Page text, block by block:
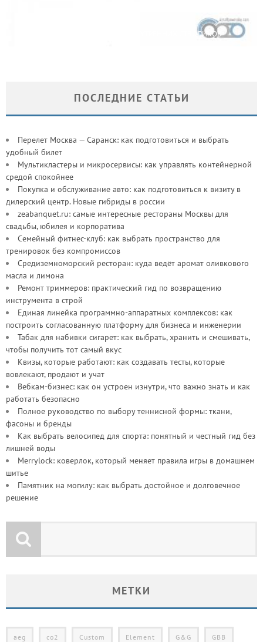
БОЛЬШОЕ СРАВНЕНИЕ 10 ВНУТРЕННИХ СТВОЛИКОВ
ПОСЛЕДНИЕ СТАТЬИ
Перелет Москва — Саранск: как подготовиться и выбрать
удобный билет
Мультикластеры и микросервисы: как управлять контейнерной
средой спокойнее
Покупка и обслуживание авто: как подготовиться к визиту в
дилерский центр. Новые гибриды в россии
zeabanquet.ru: самые интересные рестораны Москвы для
свадьбы, юбилея и корпоратива
Семейный фитнес-клуб: как выбрать пространство для
тренировок без компромиссов
Средиземноморский ресторан: куда ведёт аромат оливкового
масла и лимона
Ремонт триммеров: практический гид по возвращению
инструмента в строй
Единая линейка программно-аппаратных комплексов: как
построить согласованную платформу для бизнеса и инженерии
Табак для набивки сигарет: как выбрать, хранить и смешивать,
чтобы получить тот самый вкус
Квизы, которые работают: как создавать тесты, которые
вовлекают, продают и учат
Вебкам-бизнес: как он устроен изнутри, что важно знать и как
работать безопасно
Полное руководство по выбору теннисной формы: ткани,
фасоны и бренды
Как выбрать велосипед для спорта: понятный и честный гид без
лишней воды
Merrylock: коверлок, который меняет правила игры в домашнем
шитье
Памятник на могилу: как выбрать достойное и долговечное
решение
МЕТКИ
aeg co2 Custom Element G&G GBB